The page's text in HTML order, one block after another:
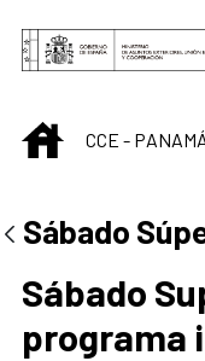
Saltar al contenido
INICIO
CCE -
Centro
Sábado
Sábado
programa